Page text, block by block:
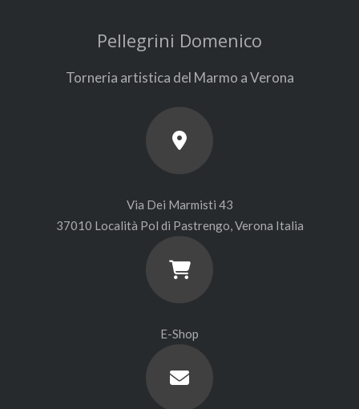
Pellegrini Domenico
Torneria artistica del Marmo a Verona
Via Dei Marmisti 43
37010 Località Pol di Pastrengo, Verona Italia
E-Shop